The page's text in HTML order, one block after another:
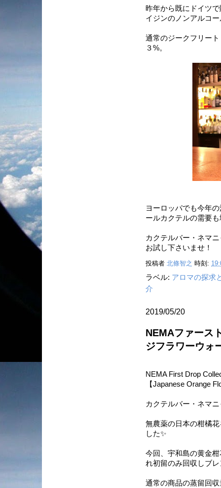
昨年から既にドイツ
イジンのノンアルコ
通常のジークフリー
３%。
ヨーロッパでも今年
ールカクテルの需要
カクテルバー・ネマ
お試し下さいませ！
投稿者 北條智之 時刻:
ラベル: アロマの探求
介
2019/05/20
NEMAファース
ジフラワーウォ
NEMA First Drop
【Japanese Orange
カクテルバー・ネマ
無農薬の日本の柑橘
した✨
今回、宇和島の黄金
れ初留のみ回収しブ
通常の商品の蒸留回